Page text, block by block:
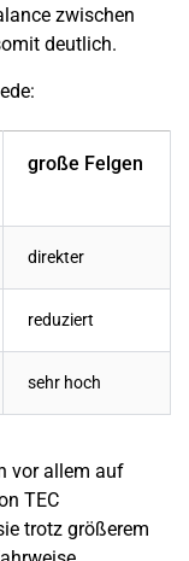
zwischen
deutlich.
große Felgen
direkter
reduziert
sehr hoch
vor allem auf
TEC
trotz größerem